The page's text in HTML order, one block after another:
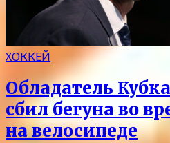
ХОККЕЙ
Обладатель
сбил бегуна во
на велосипеде